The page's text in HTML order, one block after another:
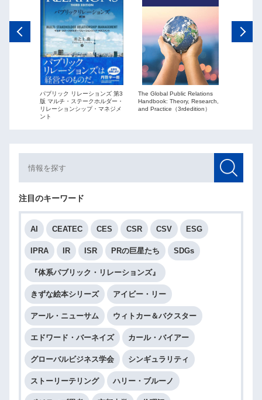
パブリック リレーションズ 第3
版 マルチ・ステークホルダー・
リレーションシップ・マネジメ
ント
The Global Public Relations
Handbook: Theory, Research,
and Practice（3rdedition）
注目のキーワード
AI CEATEC CES CSR CSV ESG
IPRA IR ISR PRの巨星たち SDGs
『体系パブリック・リレーションズ』
きずな絵本シリーズ アイビー・リー
アール・ニューサム ウィトカー＆バクスター
エドワード・バーネイズ カール・バイアー
グローバルビジネス学会 シンギュラリティ
ストーリーテリング ハリー・ブルーノ